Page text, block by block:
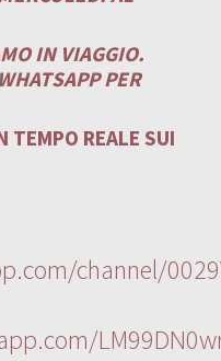
IN VIAGGIO.
PER
TEMPO REALE SUI
channel/